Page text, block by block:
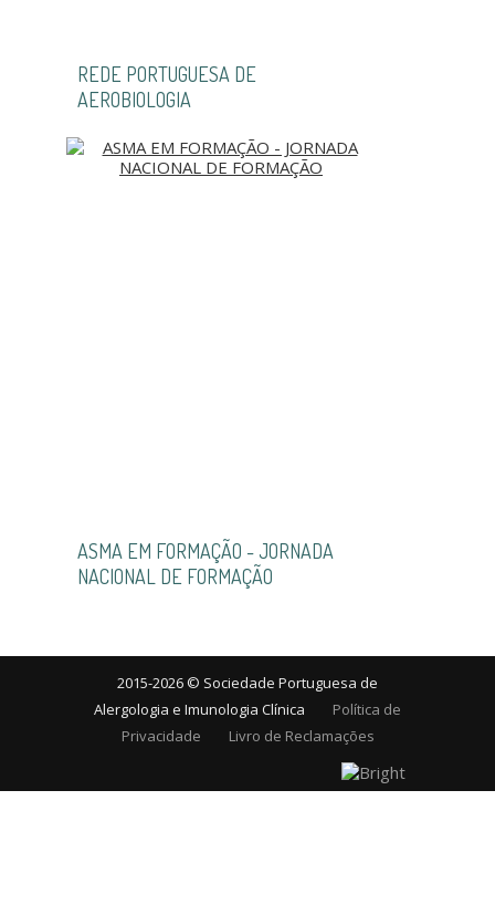
REDE PORTUGUESA DE
AEROBIOLOGIA
ASMA EM FORMAÇÃO - JORNADA
NACIONAL DE FORMAÇÃO
2015-2026 © Sociedade Portuguesa de
Alergologia e Imunologia Clínica
Política de
Privacidade
Livro de Reclamações